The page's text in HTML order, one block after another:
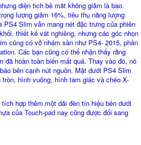
diện tich bề măt không giảm là bao.
lượng giảm 16%, tiêu thụ năng lượng
PS4 Slim vẫn mang nét đặc trưng của phiên
thiết kế vát nghiêng, nhưng các góc nhọn
cũng có vỏ nhám sần như PS4- 2015, phần
Các bạn cũng có thể nhận thấy rằng
đã hoàn toàn biến mất quá. Thay vào đó, nó
bên cạnh nút nguồn. Mặt dưới PS4 Slim
hình vuông, hình tam giác và chéo X-
hợp thêm một dải đèn tín hiệu bên dưới
của Touch-pad nay cũng được đổi sang